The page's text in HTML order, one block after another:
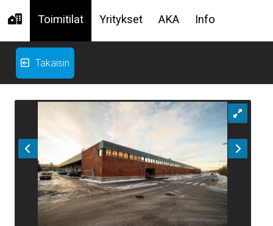
Toimitilat Yritykset AKA Info
Takaisin